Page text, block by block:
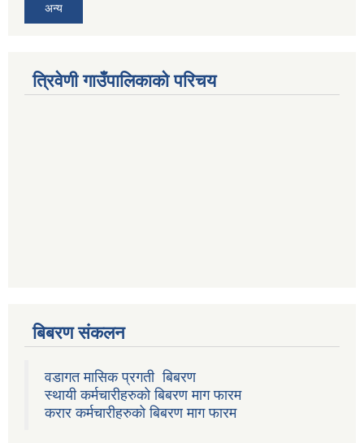
अन्य
त्रिवेणी गाउँपालिकाको परिचय
बिबरण संकलन
वडागत मासिक प्रगती बिबरण
स्थायी कर्मचारीहरुको बिबरण माग फारम
करार कर्मचारीहरुको बिबरण माग फारम